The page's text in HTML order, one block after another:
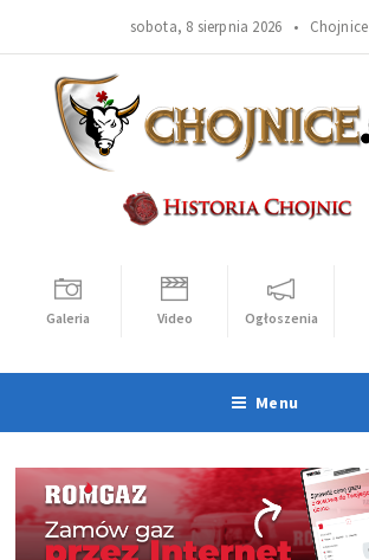
sobota, 8 sierpnia 2026 • Chojnice
Galeria Video Ogłoszenia
Menu